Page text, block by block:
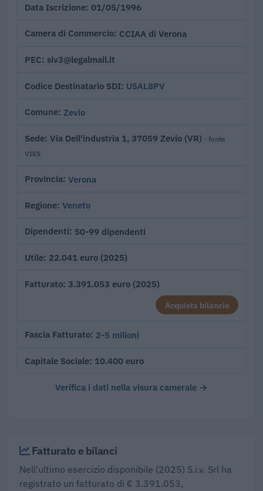
Data Iscrizione 01/05/1996
Camera di Commercio CCIAA di Verona
PEC siv3@legalmail.it
Codice Destinatario SDI USAL8PV
Comune Zevio
Sede Via Dell'industria 1, 37059 Zevio (VR) · fonte
VIES
Provincia Verona
Regione Veneto
Dipendenti 50-99 dipendenti
Utile 22.041 euro (2025)
Fatturato 3.391.053 euro (2025)
Acquista bilancio
Fascia Fatturato 2-5 milioni
Capitale Sociale 10.400 euro
Verifica i dati nella visura camerale →
Fatturato e bilanci
Nell'ultimo esercizio disponibile (2025) S.i.v. Srl ha
registrato un fatturato di € 3.391.053,